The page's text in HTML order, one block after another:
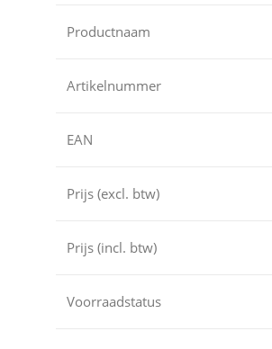
Productnaam
Artikelnummer
EAN
Prijs (excl. btw)
Prijs (incl. btw)
Voorraadstatus